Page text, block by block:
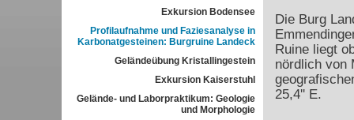
Exkursion Bodensee
Profilaufnahme und Faziesanalyse in
Karbonatgesteinen: Burgruine Landeck
Geländeübung Kristallingestein
Exkursion Kaiserstuhl
Gelände- und Laborpraktikum: Geologie
und Morphologie
Die Burg
Ruine liegt
nördlich von
25,4'' E.